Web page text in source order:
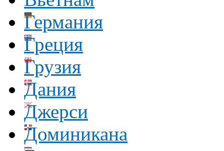
Германия
Греция
Грузия
Дания
Джерси
Доминикана